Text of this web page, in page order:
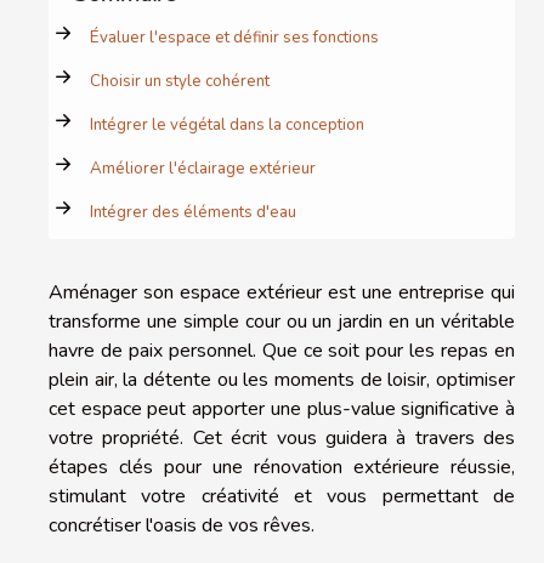
Évaluer l'espace et définir ses fonctions
Choisir un style cohérent
Intégrer le végétal dans la conception
Améliorer l'éclairage extérieur
Intégrer des éléments d'eau
Aménager son espace extérieur est une entreprise qui
transforme une simple cour ou un jardin en un véritable
havre de paix personnel. Que ce soit pour les repas en
plein air, la détente ou les moments de loisir, optimiser
cet espace peut apporter une plus-value significative à
votre propriété. Cet écrit vous guidera à travers des
étapes clés pour une rénovation extérieure réussie,
stimulant votre créativité et vous permettant de
concrétiser l'oasis de vos rêves.